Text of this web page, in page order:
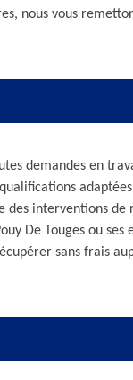
nous vous
demandes en
des interventions de
De Touges ou ses
sans frais